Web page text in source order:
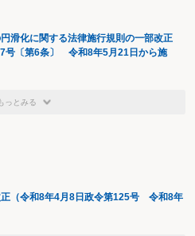
滑化に関する法律施行規則の一部改正
号〔第6条〕 令和8年5月21日から施
っとみる
正（令和8年4月8日政令第125号 令和8年